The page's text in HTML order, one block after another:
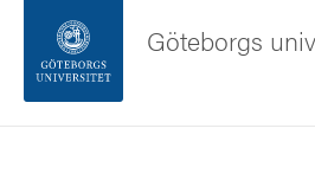
Sidfoten
Göteborgs